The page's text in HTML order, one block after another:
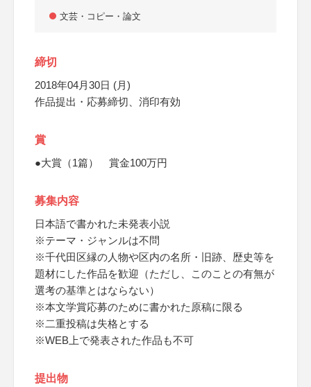
文芸・コピー・論文
締切
2018年04月30日 (月)
作品提出・応募締切、消印有効
賞
●大賞（1篇） 賞金100万円
募集内容
日本語で書かれた未発表小説
※テーマ・ジャンルは不問
※千代田区縁の人物や区内の名所・旧跡、歴史等を
題材にした作品を歓迎（ただし、このことの有無が
選考の基準とはならない）
※本文学賞応募のために書かれた原稿に限る
※二重投稿は失格とする
※WEB上で発表された作品も不可
提出物